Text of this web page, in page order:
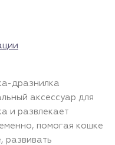
дразнилка
аксессуар для
и развлекает
помогая кошке
развивать